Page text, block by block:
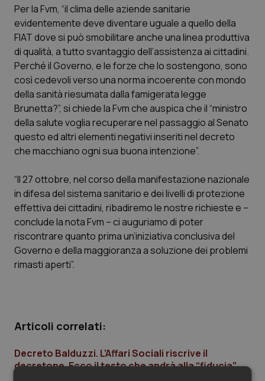
Friuli Venezia Giulia
Lazio
Liguria
Lombardia
Marche
Molise
Piemonte
Provincia Autonoma di Bolzano
Provincia Autonoma di Trento
Sardegna
Sicilia
Dermatite Atopica
Diabete & glucometri
Disturbi dell’umore
Dolore
Donna & Salute
Epatiti
HIV
Infezioni & Febbre
Ipertensione & Scompenso
Malattia di Crohn & Rettocolite Ulcerosa
Neuroscienze & patologie neurodegenerative
Per la Fvm, “il clima delle aziende sanitarie
evidentemente deve diventare uguale a quello della
FIAT dove si può smobilitare anche una linea produttiva
di qualità, a tutto svantaggio dell’assistenza ai cittadini.
Perché il Governo, e le forze che lo sostengono, sono
così cedevoli verso una norma incoerente con mondo
della sanità riesumata dalla famigerata legge
Brunetta?”, si chiede la Fvm che auspica che il “ministro
della salute voglia recuperare nel passaggio al Senato
questo ed altri elementi negativi inseriti nel decreto
che macchiano ogni sua buona intenzione”.
“Il 27 ottobre, nel corso della manifestazione nazionale
in difesa del sistema sanitario e dei livelli di protezione
effettiva dei cittadini, ribadiremo le nostre richieste e –
conclude la nota Fvm – ci auguriamo di poter
riscontrare quanto prima un’iniziativa conclusiva del
Governo e della maggioranza a soluzione dei problemi
rimasti aperti”.
Articoli correlati:
Decreto Balduzzi. L’Affari Sociali riscrive il
decretone. Ecco il testo che andrà alla “fiducia”